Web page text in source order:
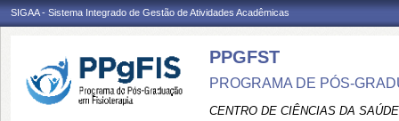
SIGAA - Sistema Integrado de Gestão de Atividades Acadêmicas
PPGFST
PROGRAMA DE PÓS-
CENTRO DE CIÊNCIAS DA SAÚDE